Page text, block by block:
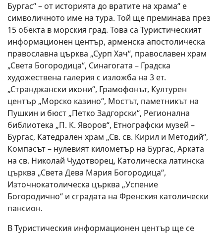
Бургас“ – от историята до вратите на храма“ е
символичното име на тура. Той ще преминава през
15 обекта в морския град. Това са Туристическият
информационен център, арменска апостолическа
православна църква „Сурп Хач“, православен храм
„Света Богородица“, Синагогата – Градска
художествена галерия с изложба на 3 ет.
„Странджански икони“, Грамофонът, Културен
център „Морско казино“, Мостът, паметникът на
Пушкин и бюст „Петко Задгорски“, Регионална
библиотека „П. К. Яворов“, Етнографски музей –
Бургас, Катедрален храм „Св. св. Кирил и Методий“,
Компасът – нулевият километър на Бургас, Арката
на св. Николай Чудотворец, Католическа латинска
църква „Света Дева Мария Богородица“,
Източнокатолическа църква „Успение
Богородично“ и сградата на Френския католически
пансион.
В Туристическия информационен център ще се